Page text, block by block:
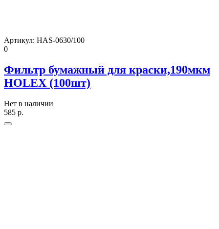
Артикул: HAS-0630/100
0
Фильтр бумажный для краски,190мкм
HOLEX (100шт)
Нет в наличии
585 р.